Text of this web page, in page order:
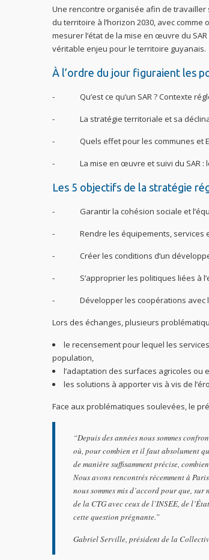
Une rencontre organisée afin de travailler
du territoire à l’horizon 2030, avec
mesurer l’état de la mise en œuvre du
véritable enjeu pour le territoire guyanais.
À l’ordre du jour figuraient les
⁃ Qu’est ce qu’un SAR ? Contexte
⁃ La stratégie territoriale et sa
⁃ Quels effet pour les communes et
⁃ La mise en œuvre et suivi du SAR : le
Les 5 objectifs de la stratégie
⁃ Garantir la cohésion sociale et
⁃ Rendre les équipements, services et
⁃ Créer les conditions d’un
⁃ S’approprier les politiques liées à
⁃ Développer les coopérations avec
Lors des échanges, plusieurs
le recensement pour lequel les
population,
l’adaptation des surfaces agricoles ou
les solutions à apporter vis à vis de
Face aux problématiques soulevées, le
“Depuis des années nous sommes
où, pour combien et il faut absolument
de manière suffisamment précise,
Nous avons rencontrés récemment à
nous sommes mis d’accord pour que,
de la CTG avec ceux de l’INSEE, de
cette question prégnante.”
Gabriel Serville, président de la